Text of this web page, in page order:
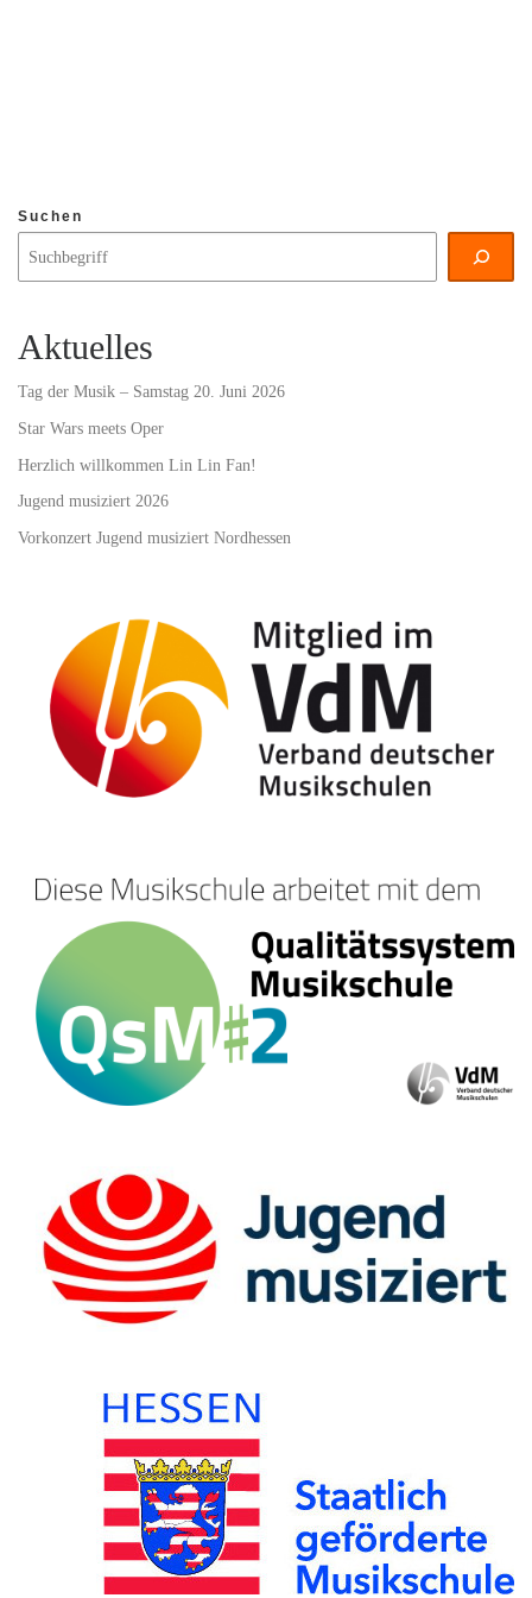
Suchen
Aktuelles
Tag der Musik – Samstag 20. Juni 2026
Star Wars meets Oper
Herzlich willkommen Lin Lin Fan!
Jugend musiziert 2026
Vorkonzert Jugend musiziert Nordhessen